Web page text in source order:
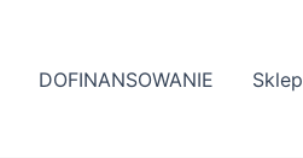
DOFINANSOWANIE Sklep